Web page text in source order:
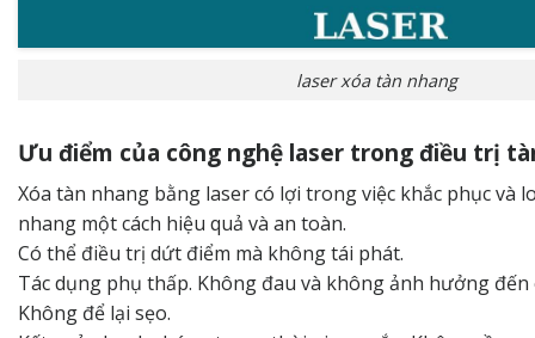
laser xóa tàn nhang
Ưu điểm của công nghệ laser trong điều trị
Xóa tàn nhang bằng laser có lợi trong việc khắc phục và
nhang một cách hiệu quả và an toàn.
Có thể điều trị dứt điểm mà không tái phát.
Tác dụng phụ thấp. Không đau và không ảnh hưởng đến
Không để lại sẹo.